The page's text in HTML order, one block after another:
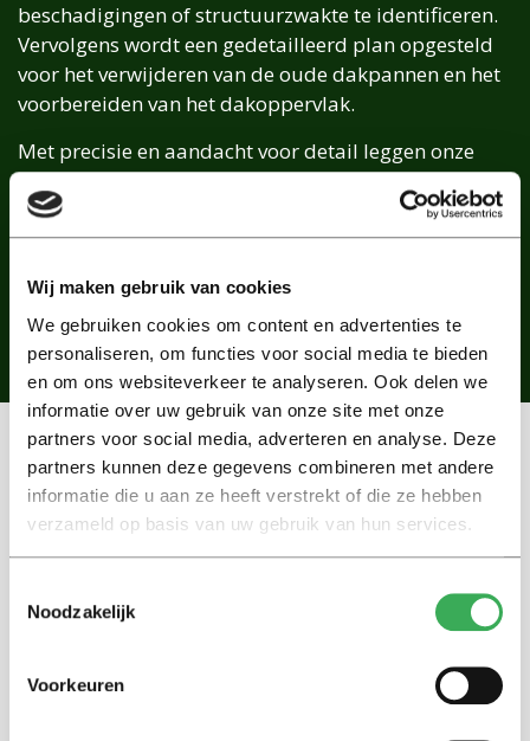
Wij maken gebruik van cookies
We gebruiken cookies om content en advertenties te
personaliseren, om functies voor social media te bieden
en om ons websiteverkeer te analyseren. Ook delen we
informatie over uw gebruik van onze site met onze
partners voor social media, adverteren en analyse. Deze
partners kunnen deze gegevens combineren met andere
informatie die u aan ze heeft verstrekt of die ze hebben
verzameld op basis van uw gebruik van hun services.
Noodzakelijk
Voorkeuren
beschadigingen of structuurzwakte te identificeren.
Vervolgens wordt een gedetailleerd plan opgesteld
voor het verwijderen van de oude dakpannen en het
voorbereiden van het dakoppervlak.
Met precisie en aandacht voor detail leggen onze
specialisten de nieuwe dakpannen, waarbij elke pan
zorgvuldig wordt geplaatst en bevestigd om
optimale bescherming en duurzaamheid te
functioneel dak dat klaar is om weer jaren mee te
gaan.
VRIJBLIJVENDE DAKINSPECTIE
Een vrijblijvendedakinspectiedoor Bonné
Dak geeft u een helder overzicht van de
staat van uw dak. Onze ervaren
daken als een hellende dak om eventuele
problemen zoals losse dakpannen, schade